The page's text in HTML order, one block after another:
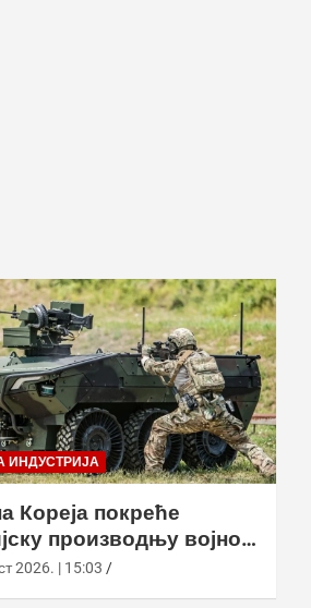
ИНДУСТРИЈА
Кореја покреће
производњу војног
Арион-СМЕТ
2026. | 15:03